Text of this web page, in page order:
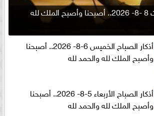
أذكار الصباح السبت 8 -8- 2026.. أصبحنا وأصبح الملك لله
أذكار الصباح الخميس 6-8- 2026.. أصبحنا
وأصبح الملك لله والحمد لله
أذكار الصباح الأربعاء 5-8- 2026.. أصبحنا
وأصبح الملك لله والحمد لله